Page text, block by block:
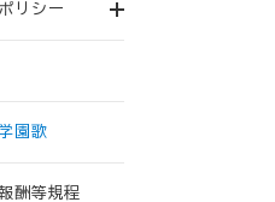
リシー
園歌
酬等規程